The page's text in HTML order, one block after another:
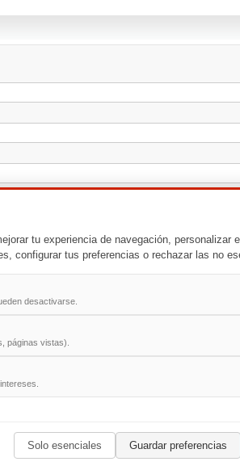
tu experiencia de navegación, personalizar
configurar tus preferencias o rechazar las no
desactivarse.
páginas vistas).
Solo esenciales Guardar preferencias